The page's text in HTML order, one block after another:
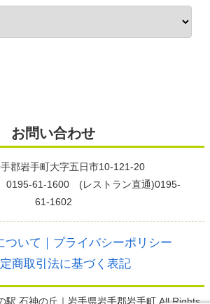
お問い合わせ
郡岩手町大字五日市10-121-20
0195-61-1600 (レストラン直通)0195-
61-1602
ついて ｜プライバシーポリシー
定商取引法に基づく表記
駅 石神の丘｜岩手県岩手郡岩手町 All Rights